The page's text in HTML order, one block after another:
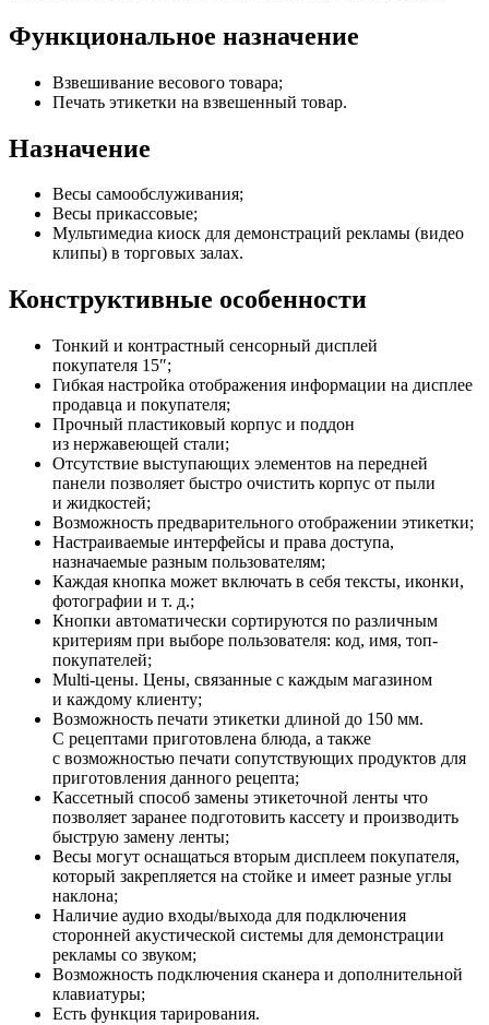
Функциональное назначение
Взвешивание весового товара;
Печать этикетки на взвешенный товар.
Назначение
Весы самообслуживания;
Весы прикассовые;
Мультимедиа киоск для демонстраций рекламы (видео
клипы) в торговых залах.
Конструктивные особенности
Тонкий и контрастный сенсорный дисплей
покупателя 15″;
Гибкая настройка отображения информации на дисплее
продавца и покупателя;
Прочный пластиковый корпус и поддон
из нержавеющей стали;
Отсутствие выступающих элементов на передней
панели позволяет быстро очистить корпус от пыли
и жидкостей;
Возможность предварительного отображении этикетки;
Настраиваемые интерфейсы и права доступа,
назначаемые разным пользователям;
Каждая кнопка может включать в себя тексты, иконки,
фотографии и т. д.;
Кнопки автоматически сортируются по различным
критериям при выборе пользователя: код, имя, топ-
покупателей;
Multi-цены. Цены, связанные с каждым магазином
и каждому клиенту;
Возможность печати этикетки длиной до 150 мм.
С рецептами приготовлена блюда, а также
с возможностью печати сопутствующих продуктов для
приготовления данного рецепта;
Кассетный способ замены этикеточной ленты что
позволяет заранее подготовить кассету и производить
быструю замену ленты;
Весы могут оснащаться вторым дисплеем покупателя,
который закрепляется на стойке и имеет разные углы
наклона;
Наличие аудио входы/выхода для подключения
сторонней акустической системы для демонстрации
рекламы со звуком;
Возможность подключения сканера и дополнительной
клавиатуры;
Есть функция тарирования.